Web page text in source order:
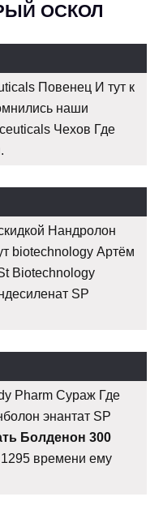
ОСКОЛ
Повенец И тут к
наши
Чехов Где
Нандролон
biotechnology Артём
Biotechnology
SP
Pharm Сураж Где
энантат SP
Болденон 300
1295 времени ему